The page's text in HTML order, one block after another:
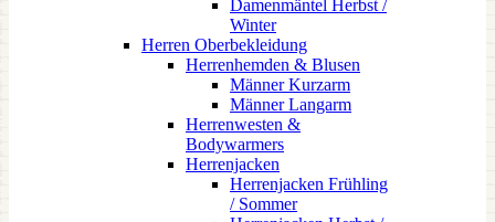
Damenmäntel Herbst /
Winter
Herren Oberbekleidung
Herrenhemden & Blusen
Männer Kurzarm
Männer Langarm
Herrenwesten &
Bodywarmers
Herrenjacken
Herrenjacken Frühling
/ Sommer